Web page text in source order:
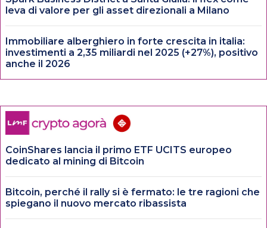
leva di valore per gli asset direzionali a Milano
Immobiliare alberghiero in forte crescita in italia:
investimenti a 2,35 miliardi nel 2025 (+27%), positivo
anche il 2026
CoinShares lancia il primo ETF UCITS europeo
dedicato al mining di Bitcoin
Bitcoin, perché il rally si è fermato: le tre ragioni che
spiegano il nuovo mercato ribassista